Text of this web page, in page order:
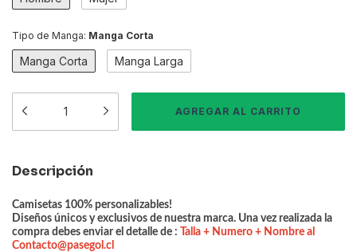
Tipo de Manga: Manga Corta
Manga Corta Manga Larga
Descripción
Camisetas 100% personalizables!
Diseños únicos y exclusivos de nuestra marca. Una vez realizada la
compra debes enviar el detalle de :
Talla + Numero + Nombre al
Contacto@pasegol.cl